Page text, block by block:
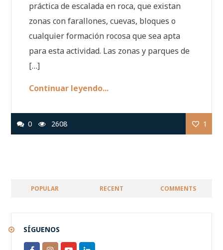
práctica de escalada en roca, que existan
zonas con farallones, cuevas, bloques o
cualquier formación rocosa que sea apta
para esta actividad. Las zonas y parques de
[…]
Continuar leyendo...
0 2608 1
POPULAR RECENT COMMENTS
SÍGUENOS